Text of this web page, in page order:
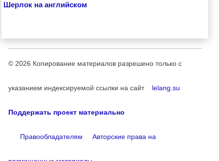
Шерлок на английском
© 2026 Копирование материалов разрешено только с
указанием индексируемой ссылки на сайт lelang.su
Поддержать проект материально
Правообладателям Авторские права на